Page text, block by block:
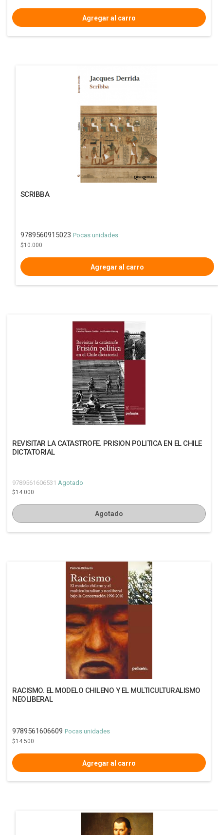
SCRIBBA
9789560915023 Pocas unidades
$10.000
REVISITAR LA CATASTROFE. PRISION POLITICA EN EL CHILE
DICTATORIAL
9789561606531 Agotado
$14.000
Agotado
RACISMO. EL MODELO CHILENO Y EL MULTICULTURALISMO
NEOLIBERAL
9789561606609 Pocas unidades
$14.500